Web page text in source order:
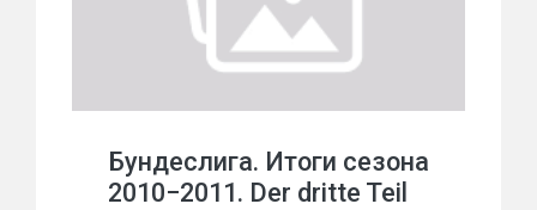
Бундеслига. Итоги сезона
2010−2011. Der dritte Teil